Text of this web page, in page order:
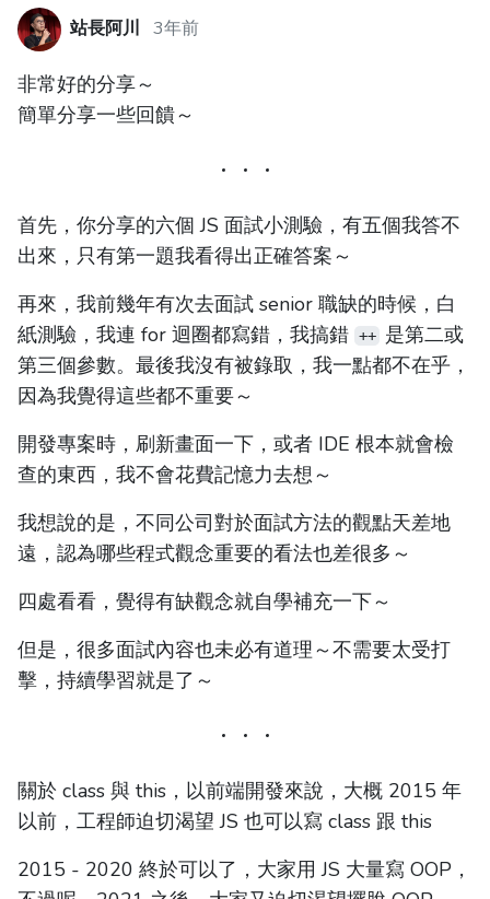
站長阿川 3年前
非常好的分享～
簡單分享一些回饋～
首先，你分享的六個 JS 面試小測驗，有五個我答不
出來，只有第一題我看得出正確答案～
再來，我前幾年有次去面試 senior 職缺的時候，白
紙測驗，我連 for 迴圈都寫錯，我搞錯 ++ 是第二或
第三個參數。最後我沒有被錄取，我一點都不在乎，
因為我覺得這些都不重要～
開發專案時，刷新畫面一下，或者 IDE 根本就會檢
查的東西，我不會花費記憶力去想～
我想說的是，不同公司對於面試方法的觀點天差地
遠，認為哪些程式觀念重要的看法也差很多～
四處看看，覺得有缺觀念就自學補充一下～
但是，很多面試內容也未必有道理～不需要太受打
擊，持續學習就是了～
關於 class 與 this，以前端開發來說，大概 2015 年
以前，工程師迫切渴望 JS 也可以寫 class 跟 this
2015 - 2020 終於可以了，大家用 JS 大量寫 OOP，